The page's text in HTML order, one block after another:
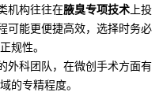
机构往往在腋臭专项技术 上投
可能更便捷高效，选择时务必
规性。
外科团队，在微创手术方面有
的专精程度。